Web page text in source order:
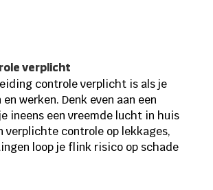
verplicht
controle verplicht is als je
werken. Denk even aan een
ineens een vreemde lucht in huis
verplichte controle op lekkages,
loop je flink risico op schade